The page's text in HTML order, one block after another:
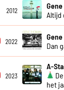
2012
Altijd
2022
Dan
2023
A-
het